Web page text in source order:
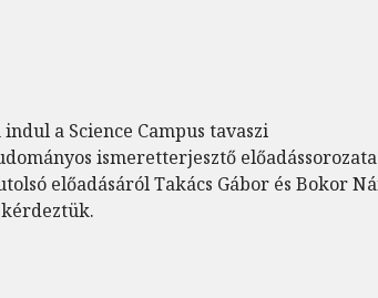
a Science Campus tavaszi
ismeretterjesztő
előadásáról Takács Gábor és Bokor